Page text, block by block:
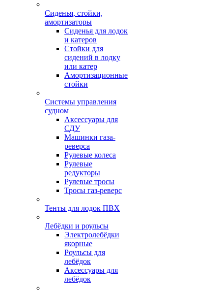
Сиденья, стойки,
амортизаторы
Сиденья для лодок
и катеров
Стойки для
сидений в лодку
или катер
Амортизационные
стойки
Системы управления
судном
Аксессуары для
СДУ
Машинки газа-
реверса
Рулевые колеса
Рулевые
редукторы
Рулевые тросы
Тросы газ-реверс
Тенты для лодок ПВХ
Лебёдки и роульсы
Электролебёдки
якорные
Роульсы для
лебёдок
Аксессуары для
лебёдок